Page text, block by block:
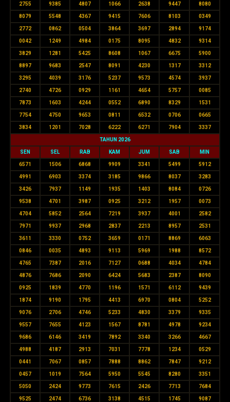
2755 9385 4807 1066 2638 9447 8080
8079 5548 4367 9415 7606 8103 0349
2772 0862 0504 3864 3697 2894 9174
0042 1249 4984 0175 8095 4832 9314
3829 1281 5425 8608 1067 6675 5900
8897 9683 2547 8091 4230 1317 3312
3295 4039 3176 5237 9573 4574 3937
2740 4726 0929 1161 4654 5757 0085
7873 1603 4244 0552 6890 8329 1531
7754 4750 9653 0811 6532 0706 0665
3834 1201 7028 6222 6271 7904 3337
TAHUN 2026
SEN SEL RAB KAM JUM SAB MIN
6571 1506 6868 9909 3341 5499 5912
4991 6903 3374 3185 9866 8037 3283
3426 7937 1149 1935 1403 8084 0726
9538 4701 3987 0925 3212 1957 0073
4704 5852 2564 7219 3937 4001 2582
7971 9937 2968 2837 2213 8957 2531
3611 3330 0752 3659 0171 8869 6063
0846 0035 4893 9113 5969 1988 8572
4765 7387 2016 7127 0688 4034 4784
4876 7686 2090 6424 5683 2387 8090
0925 1839 4770 1196 1571 6112 9439
1874 9190 1795 4413 6970 0804 5252
9076 2706 4746 5233 4830 3379 9335
9557 7655 4123 1567 8781 4978 9234
9686 6146 3419 7892 3340 3266 4667
4988 4187 2913 7031 7778 1234 0529
0441 7067 0857 7888 8862 7847 9212
0457 1019 7564 5950 5545 8280 3351
5050 2424 9773 7615 2426 7713 7684
9525 2474 6736 3138 4515 1745 9087